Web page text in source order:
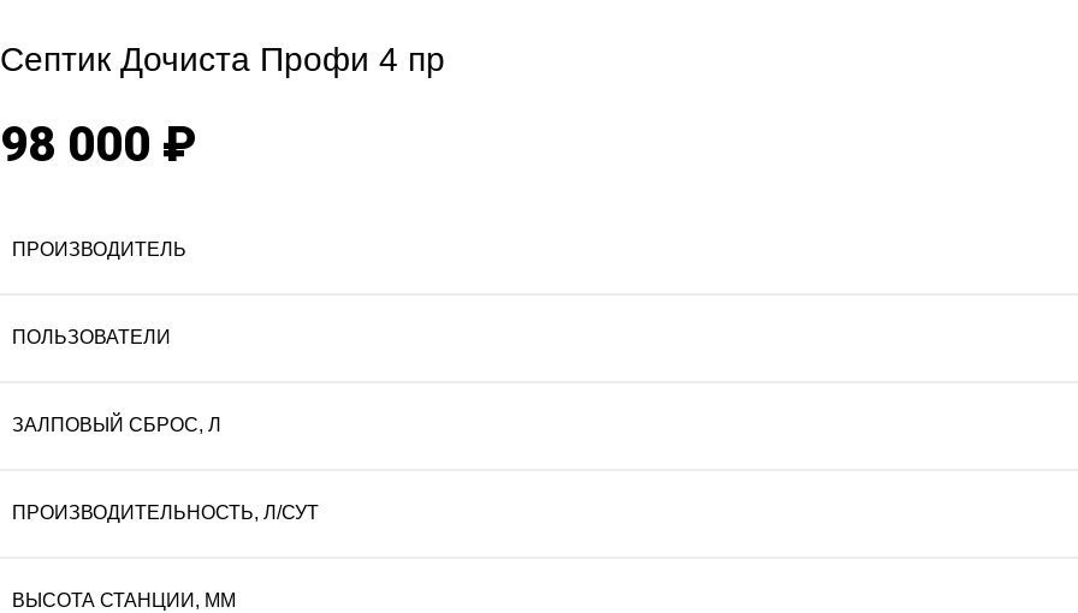
Септик Дочиста Профи 4 пр
98 000 ₽
ПРОИЗВОДИТЕЛЬ
ПОЛЬЗОВАТЕЛИ
ЗАЛПОВЫЙ СБРОС, Л
ПРОИЗВОДИТЕЛЬНОСТЬ, Л/СУТ
ВЫСОТА СТАНЦИИ, ММ